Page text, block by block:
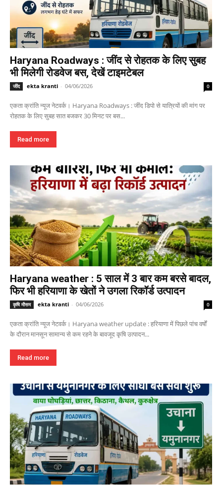
Haryana Roadways : जींद से रोहतक के लिए सुबह
भी मिलेगी रोडवेज बस, देखें टाइमटेबल
जींद ekta kranti - 04/06/2026 0
एकता क्रांति न्यूज नेटवर्क। Haryana Roadways : जींद डिपो से यात्रियों की मांग पर
रोहतक के लिए सुबह सात बजकर 30 मिनट पर बस...
Read more
Haryana weather : 5 साल में 3 बार कम बरसे बादल,
फिर भी हरियाणा के खेतों ने उगला रिकॉर्ड उत्पादन
कृषि मौसम ekta kranti - 04/06/2026 0
एकता क्रांति न्यूज नेटवर्क। Haryana weather update : हरियाणा में पिछले पांच वर्षों
के दौरान मानसून सामान्य से कम रहने के बावजूद कृषि उत्पादन...
Read more